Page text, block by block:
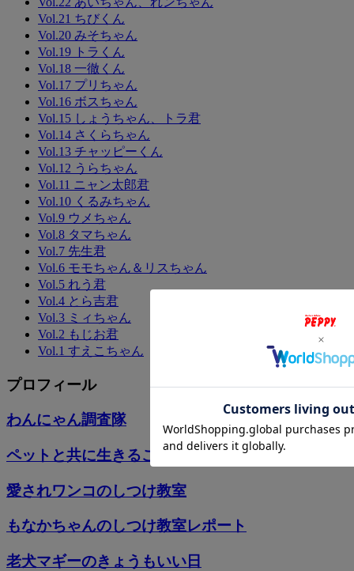
Vol.21 ちびくん
Vol.20 みそちゃん
Vol.19 トラくん
Vol.18 一徹くん
Vol.17 プリちゃん
Vol.16 ボスちゃん
Vol.15 しょうちゃん、トラ君
Vol.14 さくらちゃん
Vol.13 チャッピーくん
Vol.12 うらちゃん
Vol.11 ニャン太郎君
Vol.10 くるみちゃん
Vol.9 ウメちゃん
Vol.8 タマちゃん
Vol.7 先生君
Vol.6 モモちゃん＆リスちゃん
Vol.5 れう君
Vol.4 とら吉君
Vol.3 ミィちゃん
Vol.2 もじお君
Vol.1 すえこちゃん
プロフィール
わんにゃん調査隊
ペットと共に生きること
愛されワンコのしつけ教室
もなかちゃんのしつけ教室レポート
老犬マギーのきょうもいい日